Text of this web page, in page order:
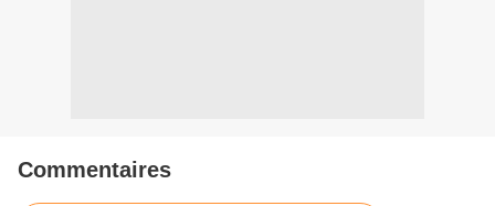
Commentaires